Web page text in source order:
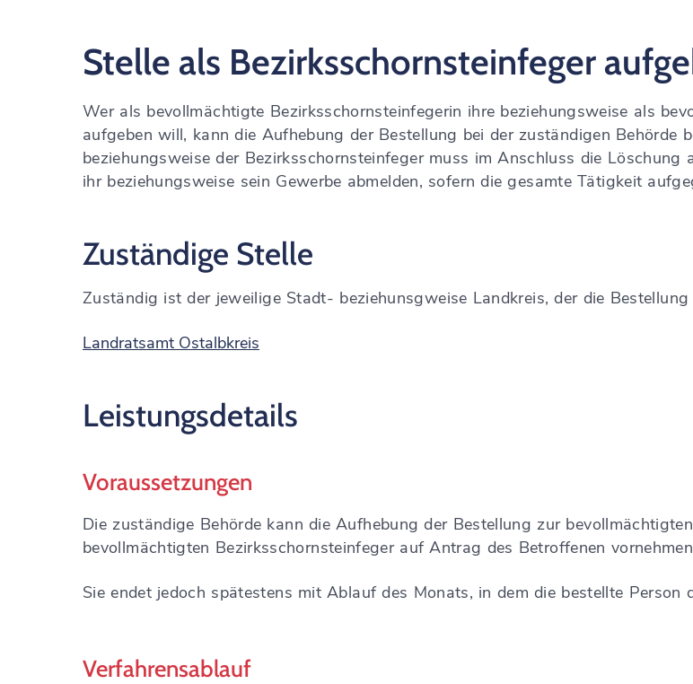
Stelle als Bezirksschornsteinfeger
Wer als bevollmächtigte Bezirksschornsteinfegerin ihre beziehungsweise als
aufgeben will, kann die Aufhebung der Bestellung bei der zuständigen Behörde
beziehungsweise der Bezirksschornsteinfeger muss im Anschluss die
ihr beziehungsweise sein Gewerbe abmelden, sofern die gesamte Tätigkeit
Zuständige Stelle
Zuständig ist der jeweilige Stadt- beziehunsgweise Landkreis, der die
Landratsamt Ostalbkreis
Leistungsdetails
Voraussetzungen
Die zuständige Behörde kann die Aufhebung der Bestellung zur
bevollmächtigten Bezirksschornsteinfeger auf Antrag des Betroffenen
Sie endet jedoch spätestens mit Ablauf des Monats, in dem die bestellte Person
Verfahrensablauf